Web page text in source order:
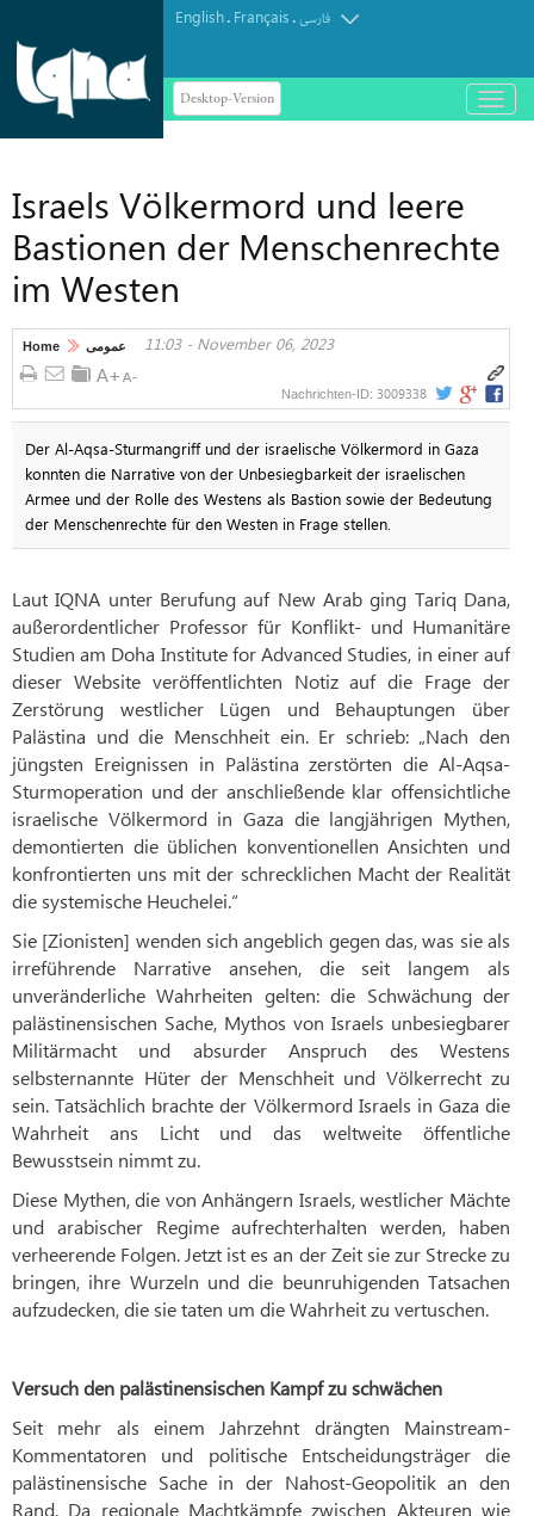
English. Français.فارسی
Desktop-Version
باز
و
Israels Völkermord und leere
Bastionen der Menschenrechte
im Westen
Home عمومی 11:03 - November 06, 2023
Nachrichten-ID: 3009338
Der Al-Aqsa-Sturmangriff und der israelische Völkermord in Gaza
konnten die Narrative von der Unbesiegbarkeit der israelischen
Armee und der Rolle des Westens als Bastion sowie der Bedeutung
der Menschenrechte für den Westen in Frage stellen.
Laut IQNA unter Berufung auf New Arab ging Tariq Dana,
außerordentlicher Professor für Konflikt- und Humanitäre
Studien am Doha Institute for Advanced Studies, in einer auf
dieser Website veröffentlichten Notiz auf die Frage der
Zerstörung westlicher Lügen und Behauptungen über
Palästina und die Menschheit ein. Er schrieb: „Nach den
jüngsten Ereignissen in Palästina zerstörten die Al-Aqsa-
Sturmoperation und der anschließende klar offensichtliche
israelische Völkermord in Gaza die langjährigen Mythen,
demontierten die üblichen konventionellen Ansichten und
konfrontierten uns mit der schrecklichen Macht der Realität
die systemische Heuchelei.“
Sie [Zionisten] wenden sich angeblich gegen das, was sie als
irreführende Narrative ansehen, die seit langem als
unveränderliche Wahrheiten gelten: die Schwächung der
palästinensischen Sache, Mythos von Israels unbesiegbarer
Militärmacht und absurder Anspruch des Westens
selbsternannte Hüter der Menschheit und Völkerrecht zu
sein. Tatsächlich brachte der Völkermord Israels in Gaza die
Wahrheit ans Licht und das weltweite öffentliche
Bewusstsein nimmt zu.
Diese Mythen, die von Anhängern Israels, westlicher Mächte
und arabischer Regime aufrechterhalten werden, haben
verheerende Folgen. Jetzt ist es an der Zeit sie zur Strecke zu
bringen, ihre Wurzeln und die beunruhigenden Tatsachen
aufzudecken, die sie taten um die Wahrheit zu vertuschen.
Versuch den palästinensischen Kampf zu schwächen
Seit mehr als einem Jahrzehnt drängten Mainstream-
Kommentatoren und politische Entscheidungsträger die
palästinensische Sache in der Nahost-Geopolitik an den
Rand. Da regionale Machtkämpfe zwischen Akteuren wie